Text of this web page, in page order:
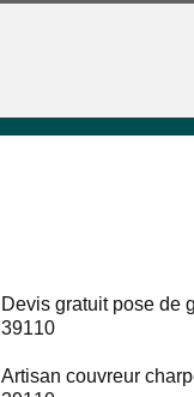
Devis gratuit pose de
39110
Artisan couvreur